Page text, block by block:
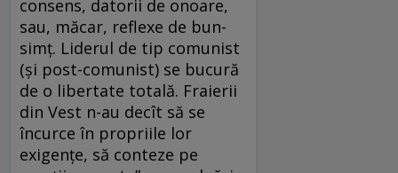
consens, datorii de onoare,
sau, măcar, reflexe de bun-
simţ. Liderul de tip comunist
(şi post-comunist) se bucură
de o libertate totală. Fraierii
din Vest n-au decît să se
încurce în propriile lor
exigenţe, să conteze pe